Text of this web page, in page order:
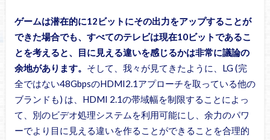
ゲームは潜在的に12ビットにその出力をアップすることが
できた場合でも、すべてのテレビは現在10ビットであるこ
とを考えると、目に見える違いを感じるかは非常に議論の
余地があります。 そして、我々が見てきたように、LG (完
全ではない48GbpsのHDMI2.1アプローチを取っている他の
ブランドも) は、HDMI 2.1の帯域幅を制限することによっ
て、別のビデオ処理システムを利用可能にし、余力のパワ
ーでより目に見える違いを作ることができることを合理的